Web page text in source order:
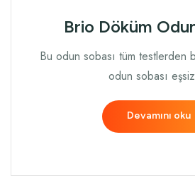
Brio Döküm
Bu odun sobası tüm testlerden
odun sobası
Devamını oku